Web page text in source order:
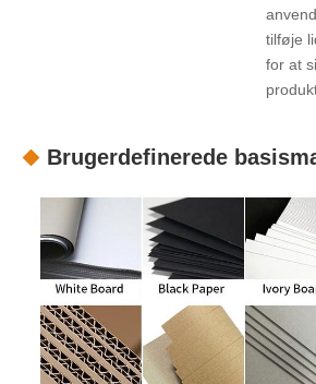
tilføje
for at
Brugerdefinerede